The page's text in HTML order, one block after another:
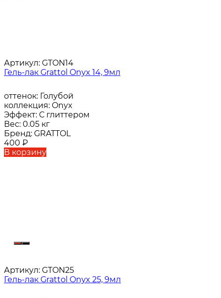
Артикул: GTON14
Гель-лак Grattol Onyx 14, 9мл
оттенок: Голубой
коллекция: Onyx
Эффект: С глиттером
Вес: 0.05 кг
Бренд: GRATTOL
400 ₽
В корзину
Артикул: GTON25
Гель-лак Grattol Onyx 25, 9мл